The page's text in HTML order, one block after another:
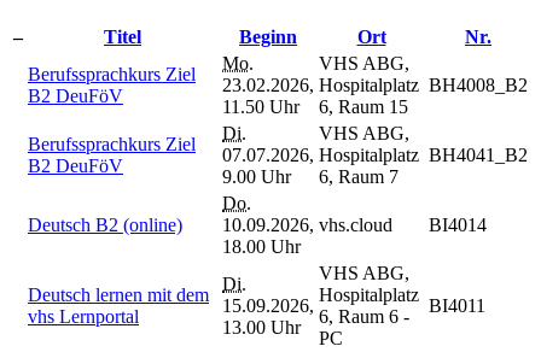
– Titel Beginn Ort
Nr.
Berufssprachkurs Ziel
B2 DeuFöV
Mo.
23.02.2026,
11.50 Uhr
VHS ABG,
Hospitalplatz
6, Raum 15
BH4008_B2
Berufssprachkurs Ziel
B2 DeuFöV
Di.
07.07.2026,
9.00 Uhr
VHS ABG,
Hospitalplatz
6, Raum 7
BH4041_B2
Deutsch B2 (online)
Do.
10.09.2026,
18.00 Uhr
vhs.cloud BI4014
Deutsch lernen mit dem
vhs Lernportal
Di.
15.09.2026,
13.00 Uhr
VHS ABG,
Hospitalplatz
6, Raum 6 -
PC
BI4011